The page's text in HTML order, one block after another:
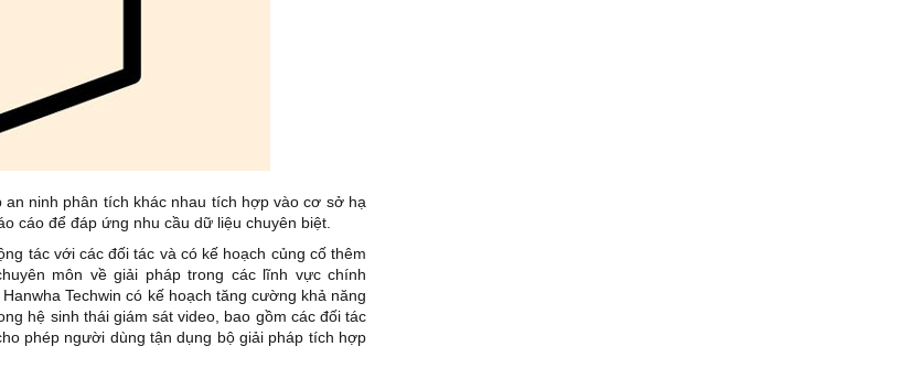
ninh phân tích khác nhau tích hợp vào cơ sở hạ
cáo để đáp ứng nhu cầu dữ liệu chuyên biệt.
tác với các đối tác và có kế hoạch củng cố thêm
môn về giải pháp trong các lĩnh vực chính
Techwin có kế hoạch tăng cường khả năng
hệ sinh thái giám sát video, bao gồm các đối tác
phép người dùng tận dụng bộ giải pháp tích hợp